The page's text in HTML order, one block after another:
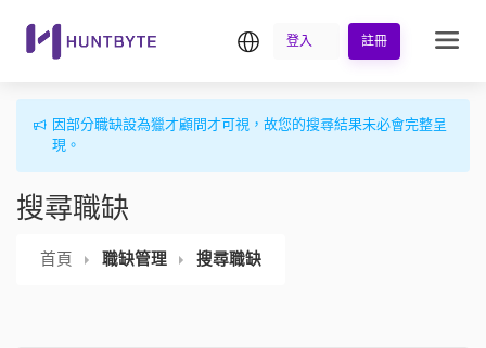
繁中登入 註冊
因部分職缺設為獵才顧問才可視，故您的搜尋結果未必會完整呈
現。
搜尋職缺
首頁 職缺管理 搜尋職缺